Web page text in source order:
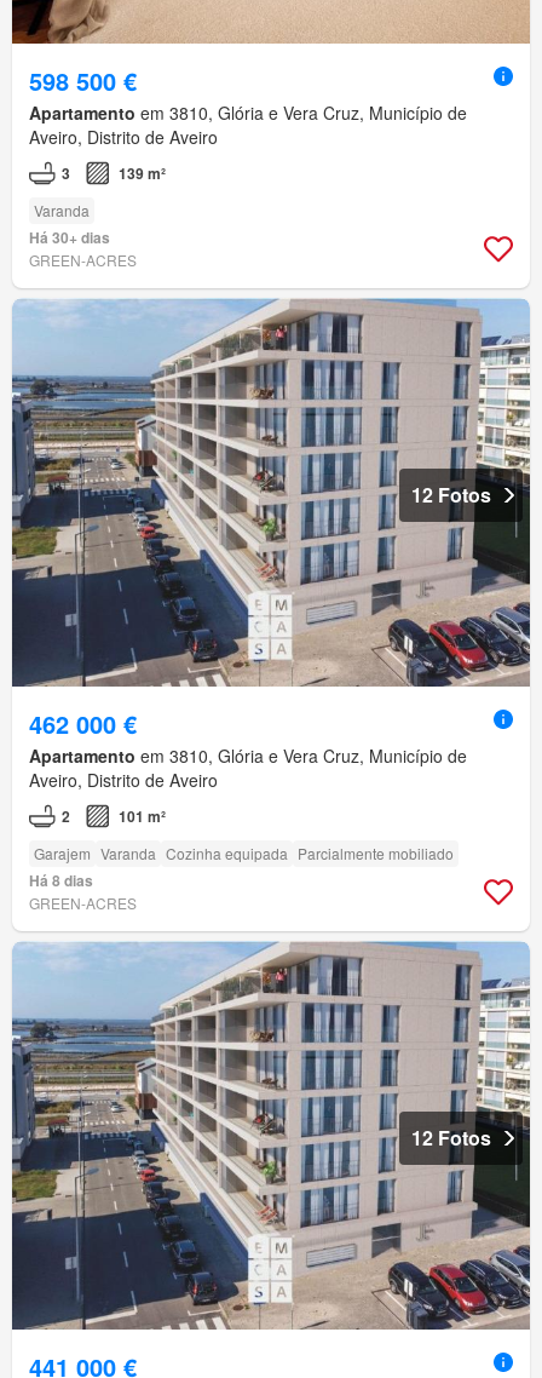
598 500 €
Apartamento em 3810, Glória e Vera Cruz, Município de
Aveiro, Distrito de Aveiro
3 139 m²
Varanda
Há 30+ dias
GREEN-ACRES
12 Fotos
462 000 €
Apartamento em 3810, Glória e Vera Cruz, Município de
Aveiro, Distrito de Aveiro
2 101 m²
Garajem Varanda Cozinha equipada Parcialmente mobiliado
Há 8 dias
GREEN-ACRES
12 Fotos
441 000 €